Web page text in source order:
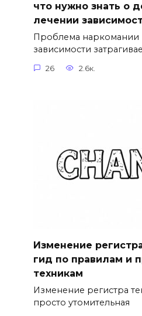
что нужно знать о
лечении
Проблема наркомании
зависимости
26 2.6к.
Изменение
гид по правилам и
техникам
Изменение регистра
просто утомительная